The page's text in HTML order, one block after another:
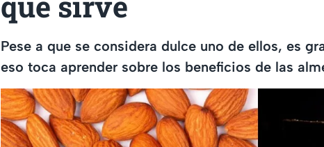
Pese a que se considera dulce uno de ellos, es
eso toca aprender sobre los beneficios de las